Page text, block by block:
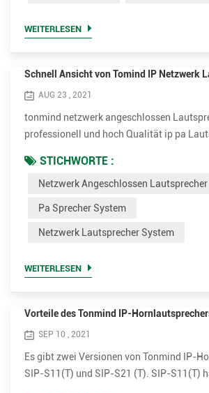
erfordert, dass ein An...
WEITERLESEN
Schnell Ansicht von Tomind IP Netzwerk
AUG 23 , 2021
tonmind netzwerk angeschlossen
professionell und hoch Qualität ip pa
spielen Hintergrund Musik, Ansagen,
Alarm Verbindung . die verschiedenen
werden angewandt zu verschiedenen
Lautsprecher...
STICHWORTE :
Netzwerk Angeschlossen Lautsprecher
Pa Sprecher System
Netzwerk Lautsprecher System
WEITERLESEN
Vorteile des Tonmind IP-
SEP 10 , 2021
Es gibt zwei Versionen von Tonmind IP-
SIP-S11(T) und SIP-S21 (T). SIP-S11(T)